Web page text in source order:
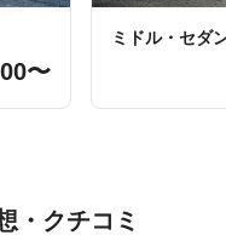
〜
ミドル・セダ
・クチコミ